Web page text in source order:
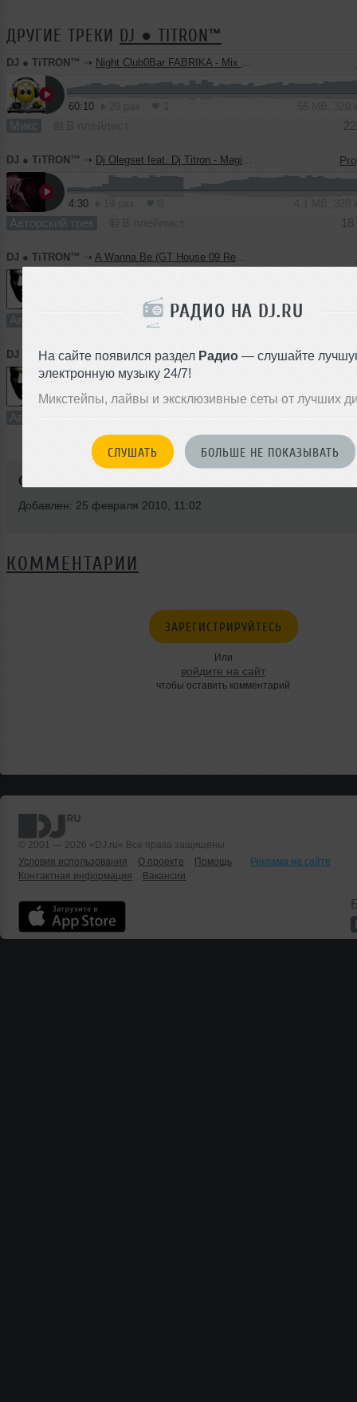
РАДИО НА DJ.RU
На сайте появился раздел Радио — слушайте
электронную музыку 24/7!
Микстейпы, лайвы и эксклюзивные сеты от лучших
СЛУШАТЬ БОЛЬШЕ НЕ ПОКАЗЫВАТЬ
ДРУГИЕ ТРЕКИ DJ ● TITRON™
DJ ● TiTRON™ ➝ Night Club0Bar FABRIKA - Mix By Dj Titron (Stereo Соседи Pro.) - Halloween 2010 (30.10.10) @ Dark Night
60:10
Микс
DJ ● TiTRON™ ➝ Dj Olegset feat. Dj Titron - Magic (Original Mix)
4:30
Авторский трек 18
DJ ● TiTRON™ ➝ A Wanna Be (GT House 09 Remix)
0 4.6 MB, 128
Авторский трек В плейлист
DJ ● TiTRON™ ➝ Ooo An (Disco House Mix)
4:30 47 раз 1 4.1 MB,
Авторский трек
Стиль:
Добавлен: 25 февраля 2010, 11:02
КОММЕНТАРИИ
ЗАРЕГИСТРИРУЙТЕСЬ
Или
войдите на сайт
чтобы оставить комментарий
© 2001 — 2026 «DJ.ru» Все права защищены.
Условия использования
О проекте Помощь
Реклама на сайте
Контактная информация
Вакансии